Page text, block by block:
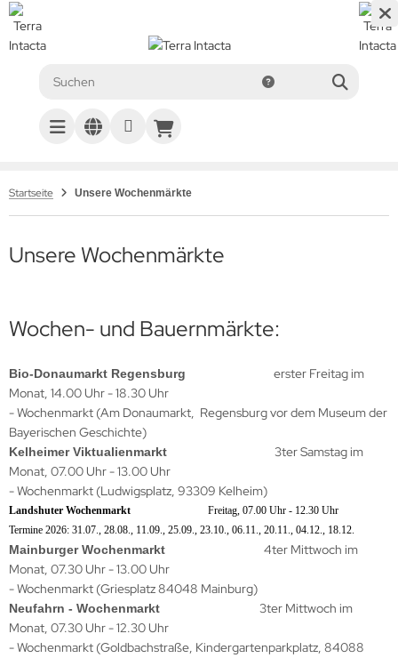
Startseite Unsere Wochenmärkte
Unsere Wochenmärkte
Wochen- und Bauernmärkte:
Bio-Donaumarkt Regensburg
erster Freitag im
Monat, 14.00 Uhr - 18.30 Uhr
- Wochenmarkt (Am Donaumarkt, Regensburg vor dem Museum der
Bayerischen Geschichte)
Kelheimer Viktualienmarkt
3ter Samstag im
Monat, 07.00 Uhr - 13.00 Uhr
- Wochenmarkt (Ludwigsplatz, 93309 Kelheim)
Landshuter Wochenmarkt
Freitag, 07.00 Uhr - 12.30 Uhr
Termine 2026: 31.07., 28.08., 11.09., 25.09., 23.10., 06.11., 20.11., 04.12., 18.12.
Mainburger Wochenmarkt 4ter Mittwoch im
Monat, 07.30 Uhr - 13.00 Uhr
- Wochenmarkt (Griesplatz 84048 Mainburg)
Neufahrn - Wochenmarkt
3ter Mittwoch im
Monat, 07.30 Uhr - 12.30 Uhr
- Wochenmarkt (Goldbachstraße, Kindergartenparkplatz, 84088